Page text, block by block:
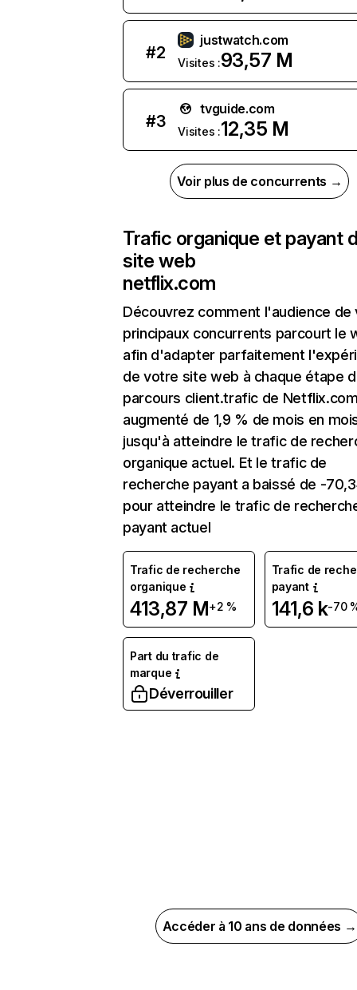
#2
justwatch.com
Visites :93,57 M
#3
tvguide.com
Visites :12,35 M
Voir plus de concurrents →
Trafic organique et payant
site web
netflix.com
Découvrez comment l'audience de
principaux concurrents parcourt le
afin d'adapter parfaitement
de votre site web à chaque étape
parcours client.trafic de
augmenté de 1,9 % de mois en
jusqu'à atteindre le trafic de
organique actuel. Et le trafic de
recherche payant a baissé de -
pour atteindre le trafic de
payant actuel
Trafic de recherche
organique
413,87 M+2 %
Trafic de
payant
141,6 k-70
Part du trafic de
marque
Déverrouiller
Accéder à 10 ans de données →